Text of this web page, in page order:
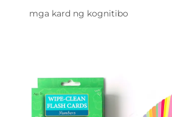
mga kard ng kognitibo